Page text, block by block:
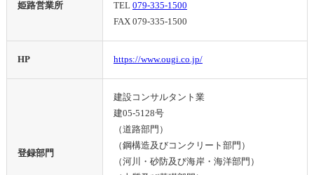
姫路営業所
TEL 079-335-1500
FAX 079-335-1500
HP https://www.ougi.co.jp/
登録部門
建設コンサルタント業
建05-5128号
（道路部門）
（鋼構造及びコンクリート部門）
（河川・砂防及び海岸・海洋部門）